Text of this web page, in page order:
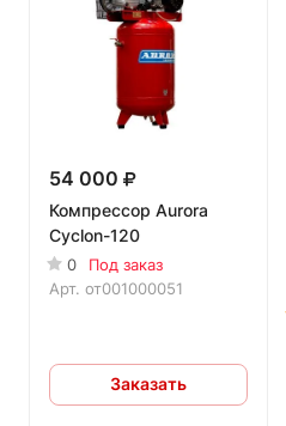
54 000
Компрессор Aurora
Cyclon-120
0
Под заказ
Арт. от001000051
Заказать